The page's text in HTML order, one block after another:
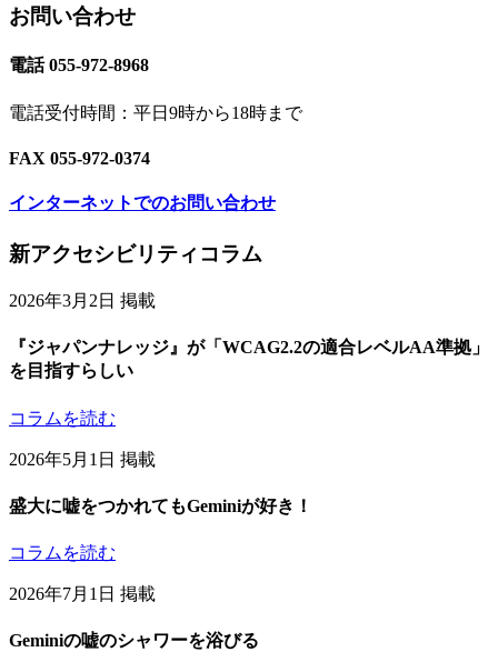
お問い合わせ
電話 055-972-8968
電話受付時間：平日9時から18時まで
FAX 055-972-0374
インターネットでのお問い合わせ
Footer
新アクセシビリティコラム
2026年3月2日 掲載
『ジャパンナレッジ』が「WCAG2.2の適合レベルAA準拠」
を目指すらしい
コラムを読む
2026年5月1日 掲載
盛大に嘘をつかれてもGeminiが好き！
コラムを読む
2026年7月1日 掲載
Geminiの嘘のシャワーを浴びる